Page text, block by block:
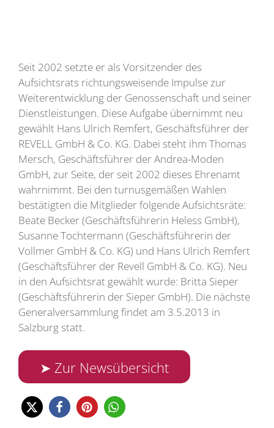
Seit 2002 setzte er als Vorsitzender des
Aufsichtsrats richtungsweisende Impulse zur
Weiterentwicklung der Genossenschaft und seiner
Dienstleistungen. Diese Aufgabe übernimmt neu
gewählt Hans Ulrich Remfert, Geschäftsführer der
REVELL GmbH & Co. KG. Dabei steht ihm Thomas
Mersch, Geschäftsführer der Andrea-Moden
GmbH, zur Seite, der seit 2002 dieses Ehrenamt
wahrnimmt. Bei den turnusgemäßen Wahlen
bestätigten die Mitglieder folgende Aufsichtsräte:
Beate Becker (Geschäftsführerin Heless GmbH),
Susanne Tochtermann (Geschäftsführerin der
Vollmer GmbH & Co. KG) und Hans Ulrich Remfert
(Geschäftsführer der Revell GmbH & Co. KG). Neu
in den Aufsichtsrat gewählt wurde: Britta Sieper
(Geschäftsführerin der Sieper GmbH). Die nächste
Generalversammlung findet am 3.5.2013 in
Salzburg statt.
➤ Zur Newsübersicht